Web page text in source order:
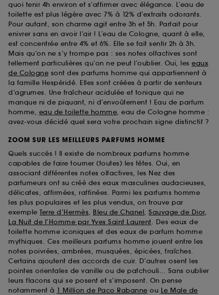
quoi tenir 4h environ et s’affirmer avec élégance. L’eau de
toilette est plus légère avec 7% à 12% d’extraits odorants.
Pour autant, son charme agit entre 3h et 5h. Parfait pour
enivrer sans en avoir l’air ! L’eau de Cologne, quant à elle,
est concentrée entre 4% et 6%. Elle se fait sentir 2h à 3h.
Mais qu’on ne s’y trompe pas : ses notes olfactives sont
tellement particulières qu’on ne peut l’oublier. Oui, les eaux
de Cologne sont des parfums homme qui appartiennent à
la famille Hespéridé. Elles sont créées à partir de senteurs
d’agrumes. Une fraîcheur acidulée et tonique qui ne
manque ni de piquant, ni d’envoûtement ! Eau de parfum
homme, eau de toilette homme, eau de Cologne homme :
avez-vous décidé quel sera votre prochain signe distinctif ?
ZOOM SUR LES MEILLEURS PARFUMS HOMME
Quels succès ! Il existe de nombreux parfums homme
capables de faire tourner (toutes) les têtes. Oui, en
associant différentes notes olfactives, les Nez des
parfumeurs ont su créé des eaux masculines audacieuses,
délicates, affirmées, raffinées. Parmi les parfums homme
les plus populaires et les plus vendus, on trouve par
exemple Terre d’Hermès, Bleu de Chanel, Sauvage de Dior,
La Nuit de l’Homme par Yves Saint Laurent. Des eaux de
toilette homme iconiques et des eaux de parfum homme
mythiques. Ces meilleurs parfums homme jouent entre les
notes poivrées, ambrées, musquées, épicées, fraîches.
Certains ajoutent des accords de cuir. D’autres osent les
pointes orientales de vanille ou de patchouli... Sans oublier
leurs flacons qui se posent et s’imposent. On pense
notamment à 1 Million de Paco Rabanne ou Le Male de